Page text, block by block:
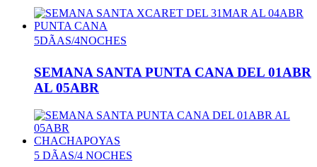
PUNTA CANA
5DÃAS/4NOCHES
SEMANA SANTA PUNTA CANA DEL 01ABR
AL 05ABR
CHACHAPOYAS
5 DÃAS/4 NOCHES